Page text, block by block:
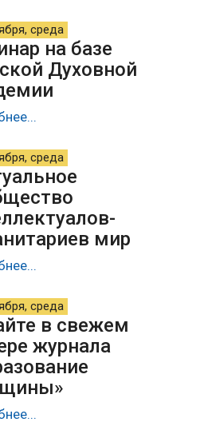
среда
на базе
Духовной
среда
мир
среда
в свежем
журнала